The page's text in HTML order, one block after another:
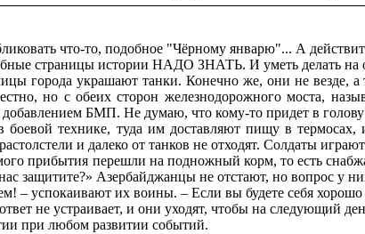
что-то, подобное "Чёрному январю"... А
страницы истории НАДО ЗНАТЬ. И уметь делать
города украшают танки. Конечно же, они не везде, а
но с обеих сторон железнодорожного моста,
БМП. Не думаю, что кому-то придет в голову
технике, туда им доставляют пищу в
и далеко от танков не отходят. Солдаты
прибытия перешли на подножный корм, то есть
защитите?» Азербайджанцы не отстают, но вопрос у
– успокаивают их воины. – Если вы будете себя хорошо
не устраивает, и они уходят, чтобы на следующий
при любом развитии событий.